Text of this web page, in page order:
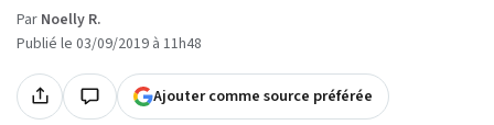
Par Noelly R.
Publié le 03/09/2019 à 11h48
Ajouter comme source préférée